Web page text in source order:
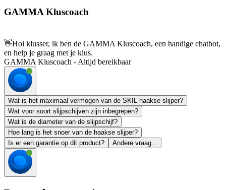
GAMMA Kluscoach
👋Hoi klusser, ik ben de GAMMA Kluscoach, een handige chatbot,
en help je graag met je klus.
GAMMA Kluscoach - Altijd bereikbaar
Wat is het maximaal vermogen van de SKIL haakse slijper?
Wat voor soort slijpschijven zijn inbegrepen?
Wat is de diameter van de slijpschijf?
Hoe lang is het snoer van de haakse slijper?
Is er een garantie op dit product?
Andere vraag...